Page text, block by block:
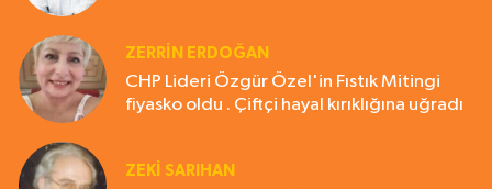
ZERRIN ERDOĞAN
CHP Lideri Özgür Özel'in Fıstık Mitingi
fiyasko oldu . Çiftçi hayal kırıklığına uğradı
ZEKI SARIHAN